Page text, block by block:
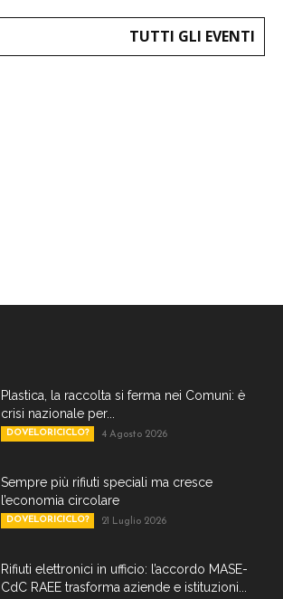
TUTTI GLI EVENTI
Plastica, la raccolta si ferma nei Comuni: è
crisi nazionale per...
DOVELORICICLO? 4 Agosto 2026
Sempre più rifiuti speciali ma cresce
l’economia circolare
DOVELORICICLO? 21 Luglio 2026
Rifiuti elettronici in ufficio: l’accordo MASE-
CdC RAEE trasforma aziende e istituzioni...